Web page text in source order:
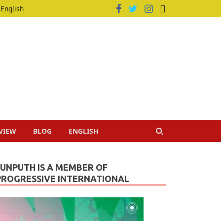
English
BLOG ENGLISH
IS A MEMBER OF
INTERNATIONAL